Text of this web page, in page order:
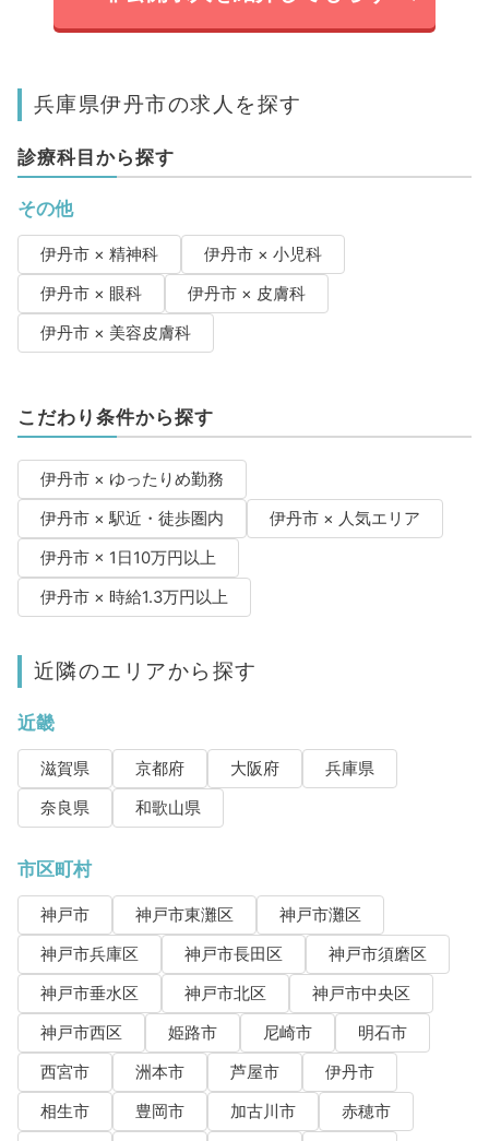
兵庫県伊丹市の求人を探す
診療科目から探す
その他
伊丹市 × 精神科
伊丹市 × 小児科
伊丹市 × 眼科
伊丹市 × 皮膚科
伊丹市 × 美容皮膚科
こだわり条件から探す
伊丹市 × ゆったりめ勤務
伊丹市 × 駅近・徒歩圏内
伊丹市 × 人気エリア
伊丹市 × 1日10万円以上
伊丹市 × 時給1.3万円以上
近隣のエリアから探す
近畿
滋賀県 京都府 大阪府
兵庫県
奈良県
和歌山県
市区町村
神戸市 神戸市東灘区
神戸市灘区
神戸市兵庫区
神戸市長田区
神戸市須磨区
神戸市垂水区
神戸市北区
神戸市中央区
神戸市西区
姫路市 尼崎市
明石市
西宮市
洲本市 芦屋市
伊丹市
相生市
豊岡市 加古川市
赤穂市